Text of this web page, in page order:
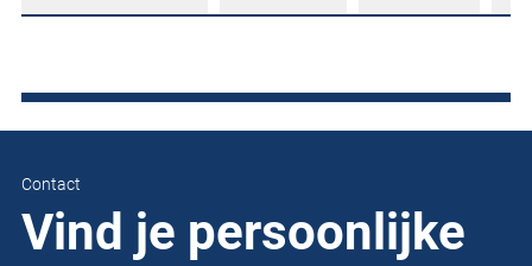
Contact
Vind je persoonlijke